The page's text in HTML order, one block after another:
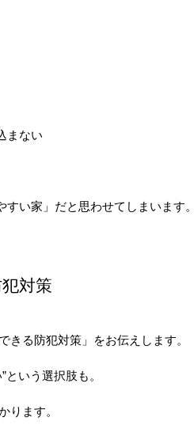
まない
すい家」だと思わせてしまいます
対策
きる防犯対策」をお伝えします。
いう選択肢も。
ります。